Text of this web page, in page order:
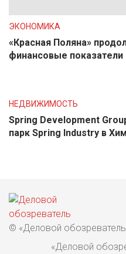
ЭКОНОМИКА
«Красная Поляна»
финансовые показатели
НЕДВИЖИМОСТЬ
Spring Development
парк Spring Industry в
© «Деловой
«Деловой